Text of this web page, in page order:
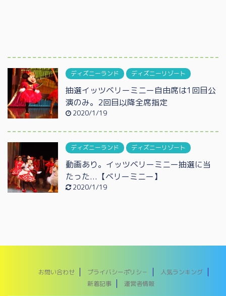
ディズニーランド ディズニーリゾート
抽選イッツベリーミニー自由席は1回目公
演のみ。2回目以降全席指定
2020/1/19
ディズニーランド ディズニーリゾート
動画あり。イッツベリーミニー抽選に当
たった...【ベリーミニー】
2020/1/19
お問い合わせ プライバシーポリシ－
人気ランキング
新着記事
運営者情報